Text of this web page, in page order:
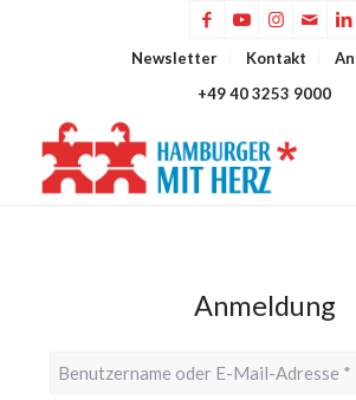
Newsletter Kontakt
+49 40 3253 9000
Anmeldung
Benutzername oder E-Mail-Adresse